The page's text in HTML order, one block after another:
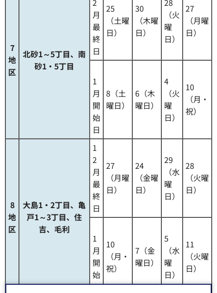
7
地
区
北砂1～5丁目、南
砂1・5丁目
2
月
最
終
日
25
（土曜
日）
30
（木曜
日）
28
（火
曜
日）
27
（月曜
日）
1
月
開
始
日
8（土
曜日）
6（木
曜日）
4
（火
曜
日）
10
（月・
祝）
8
地
区
大島1・2丁目、亀
戸1～3丁目、住
吉、毛利
1
2
月
最
終
日
27
（月曜
日）
24
（金曜
日）
29
（水
曜
日）
28
（火曜
日）
1
月
開
始
日
10
（月・
祝）
7（金
曜日）
5
（水
曜
日）
11
（火曜
日）